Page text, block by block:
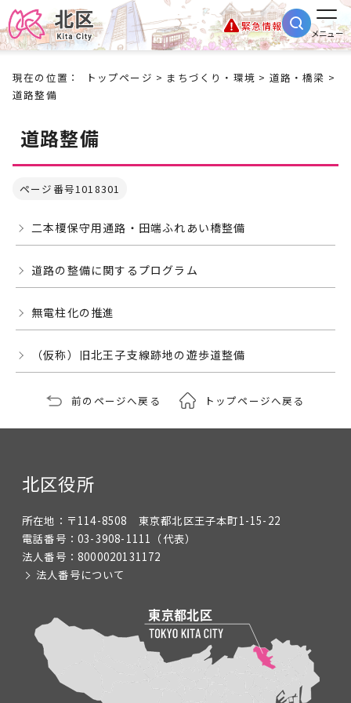
緊急情報
メニュー
現在の位置： トップページ > まちづくり・環境 > 道路・橋梁 >
道路整備
道路整備
ページ番号1018301
二本榎保守用通路・田端ふれあい橋整備
道路の整備に関するプログラム
無電柱化の推進
（仮称）旧北王子支線跡地の遊歩道整備
前のページへ戻る トップページへ戻る
北区役所
所在地： 〒114-8508 東京都北区王子本町1-15-22
電話番号： 03-3908-1111 （代表）
法人番号： 8000020131172
法人番号について